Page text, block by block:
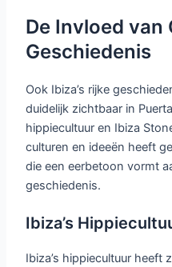
De Invloed van
Geschiedenis
Ook Ibiza’s rijke
duidelijk zichtbaar in
hippiecultuur en Ibiza
culturen en ideeën heeft
die een eerbetoon vormt
geschiedenis.
Ibiza’s
Ibiza’s hippiecultuur heeft